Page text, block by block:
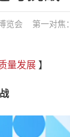
览会 第一对焦：
量发展 】